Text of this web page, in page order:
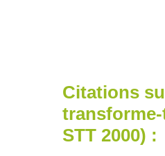
Citations
STT 2000) :